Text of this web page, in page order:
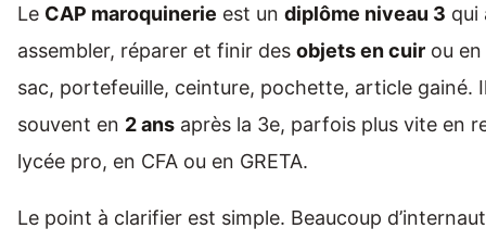
Le CAP maroquinerie est un diplôme niveau 3 qui
assembler, réparer et finir des objets en cuir ou
sac, portefeuille, ceinture, pochette, article gainé.
souvent en 2 ans après la 3e, parfois plus vite en
lycée pro, en CFA ou en GRETA.
Le point à clarifier est simple. Beaucoup